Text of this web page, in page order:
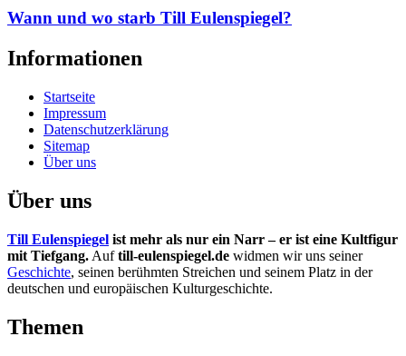
Wann und wo starb Till Eulenspiegel?
Informationen
Startseite
Impressum
Datenschutzerklärung
Sitemap
Über uns
Über uns
Till Eulenspiegel ist mehr als nur ein Narr – er ist eine Kultfigur
mit Tiefgang. Auftill-eulenspiegel.de widmen wir uns seiner
Geschichte, seinen berühmten Streichen und seinem Platz in der
deutschen und europäischen Kulturgeschichte.
Themen